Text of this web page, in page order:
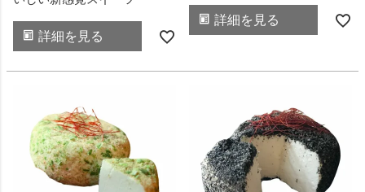
詳細を見る
詳細を見る